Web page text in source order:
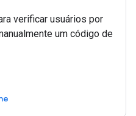
verificar usuários por
um código de